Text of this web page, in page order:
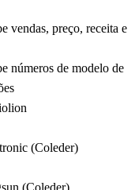
vendas, preço, receita e
números de modelo de
(Coleder)
(Coleder)